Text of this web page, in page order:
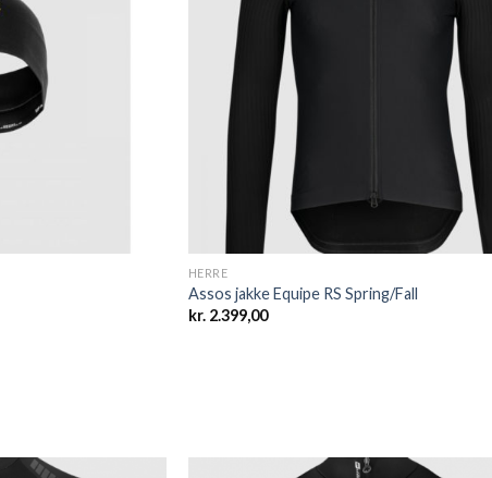
HERRE
Assos jakke Equipe RS Spring/Fall
kr.2.399,00